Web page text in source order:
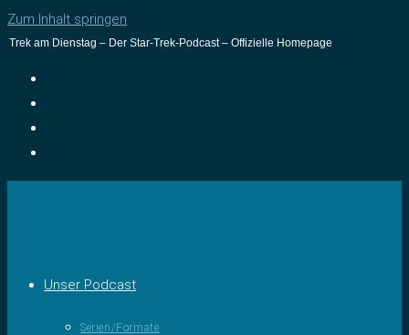
Zum Inhalt springen
Trek am Dienstag – Der Star-Trek-Podcast – Offizielle Homepage
Unser Podcast
Serien/Formate